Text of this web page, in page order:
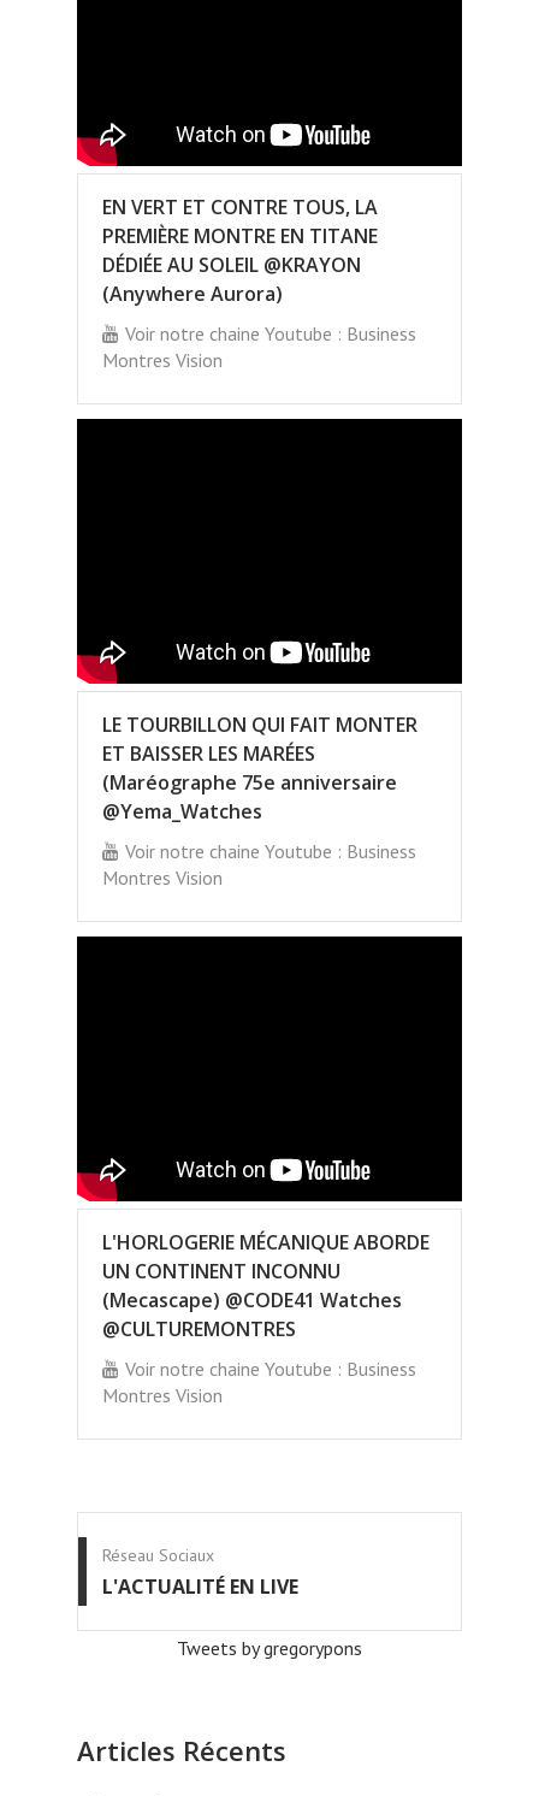
EN VERT ET CONTRE TOUS, LA
PREMIÈRE MONTRE EN TITANE
DÉDIÉE AU SOLEIL @KRAYON
(Anywhere Aurora)
Voir notre chaine Youtube : Business
Montres Vision
LE TOURBILLON QUI FAIT MONTER
ET BAISSER LES MARÉES
(Maréographe 75e anniversaire
@Yema_Watches
Voir notre chaine Youtube : Business
Montres Vision
L'HORLOGERIE MÉCANIQUE ABORDE
UN CONTINENT INCONNU
(Mecascape) @CODE41 Watches
@CULTUREMONTRES
Voir notre chaine Youtube : Business
Montres Vision
Réseau Sociaux
L'ACTUALITÉ EN LIVE
Tweets by gregorypons
Articles Récents